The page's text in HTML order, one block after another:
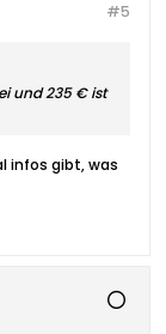
#5
und 235 € ist
infos gibt, was